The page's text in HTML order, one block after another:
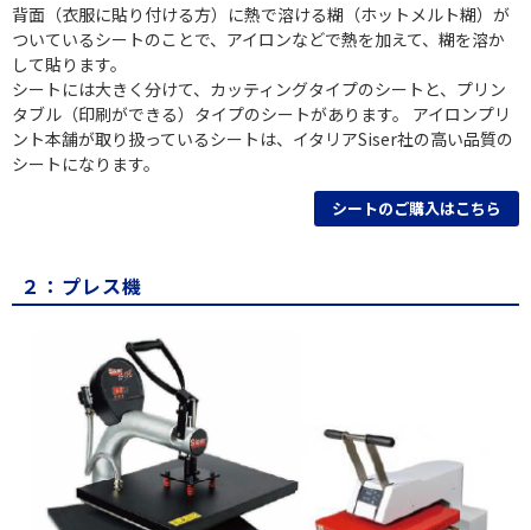
背面（衣服に貼り付ける方）に熱で溶ける糊（ホットメルト糊）が
ついているシートのことで、アイロンなどで熱を加えて、糊を溶か
して貼ります。
シートには大きく分けて、カッティングタイプのシートと、プリン
タブル（印刷ができる）タイプのシートがあります。 アイロンプリ
ント本舗が取り扱っているシートは、イタリアSiser社の高い品質の
シートになります。
シートのご購入はこちら
２：プレス機